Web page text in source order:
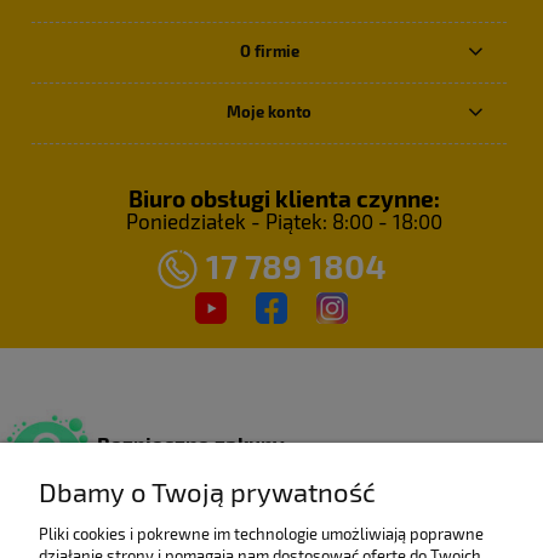
O firmie
Moje konto
Biuro obsługi klienta czynne:
Poniedziałek - Piątek: 8:00 - 18:00
17 789 1804
Bezpieczne zakupy
Dbamy o Twoją prywatność
Pliki cookies i pokrewne im technologie umożliwiają poprawne